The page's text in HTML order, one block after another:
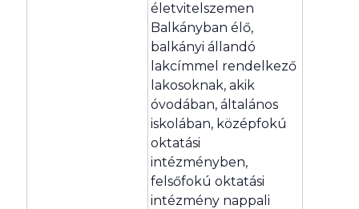
életvitelszemen
Balkányban élő,
balkányi állandó
lakcímmel rendelkező
lakosoknak, akik
óvodában, általános
iskolában, középfokú
oktatási
intézményben,
felsőfokú oktatási
intézmény nappali